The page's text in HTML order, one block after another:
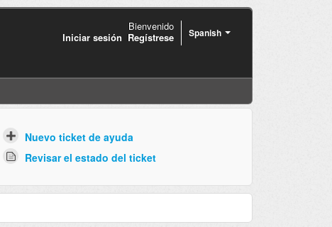
Spanish
Bienvenido
Iniciar sesión Regístrese
Nuevo ticket de ayuda
Revisar el estado del ticket